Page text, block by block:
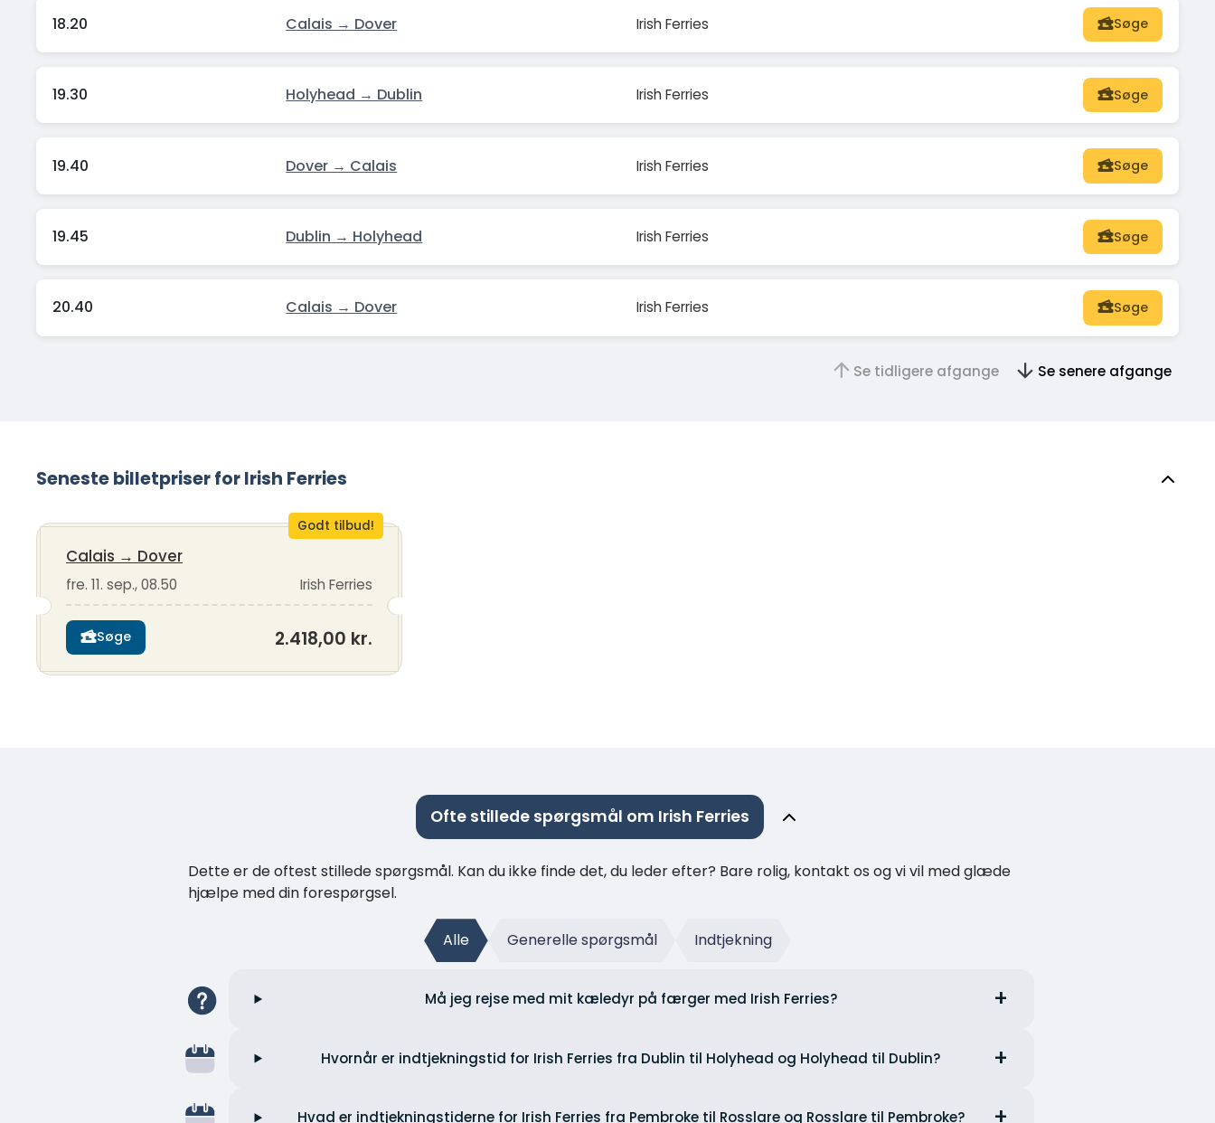
18.20 Calais → Dover Irish Ferries Søge
19.30 Holyhead → Dublin Irish Ferries Søge
19.40 Dover → Calais Irish Ferries Søge
19.45 Dublin → Holyhead Irish Ferries Søge
20.40 Calais → Dover Irish Ferries Søge
Se tidligere afgange Se senere afgange
Seneste billetpriser for Irish Ferries
Godt tilbud!
Calais → Dover
fre. 11. sep., 08.50 Irish Ferries
Søge 2.418,00 kr.
Ofte stillede spørgsmål om Irish Ferries
Dette er de oftest stillede spørgsmål. Kan du ikke finde det, du leder efter? Bare rolig, kontakt os og vi vil med glæde
hjælpe med din forespørgsel.
Alle Generelle spørgsmål Indtjekning
Må jeg rejse med mit kæledyr på færger med Irish Ferries?
Hvornår er indtjekningstid for Irish Ferries fra Dublin til Holyhead og Holyhead til Dublin?
Hvad er indtjekningstiderne for Irish Ferries fra Pembroke til Rosslare og Rosslare til Pembroke?